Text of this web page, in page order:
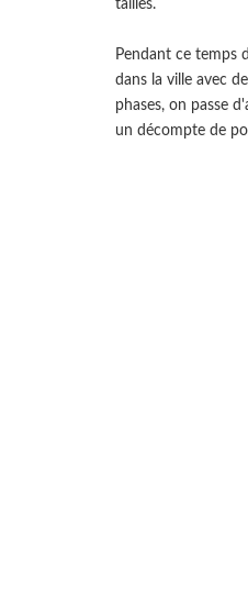
tailles.
Pendant ce temps
dans la ville avec
phases, on passe
un décompte de